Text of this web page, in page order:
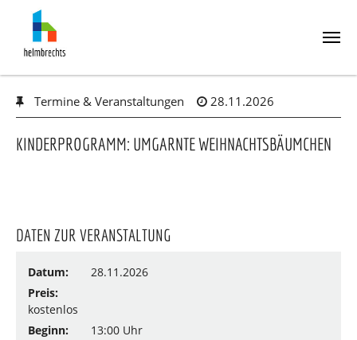
main
content
Termine & Veranstaltungen 28.11.2026
KINDERPROGRAMM: UMGARNTE WEIHNACHTSBÄUMCHEN
DATEN ZUR VERANSTALTUNG
Datum:
28.11.2026
Preis:
kostenlos
Beginn:
13:00 Uhr